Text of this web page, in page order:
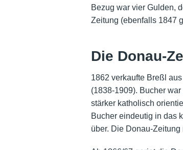
Bezug war vier Gulden,
Zeitung (ebenfalls 1847
Die Donau-
1862 verkaufte Breßl
(1838-1909). Bucher
stärker katholisch
Bucher eindeutig in das
über. Die Donau-